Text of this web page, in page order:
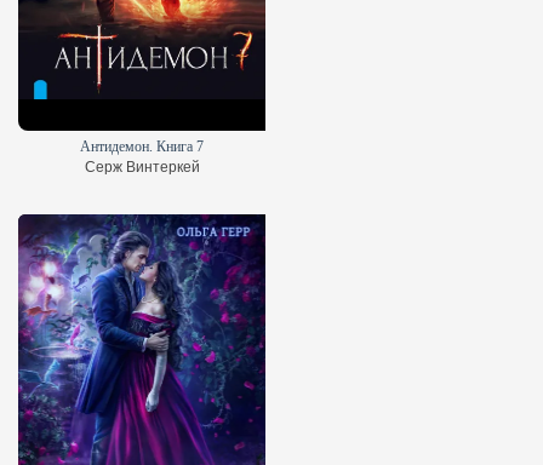
Антидемон. Книга 7
Серж Винтеркей